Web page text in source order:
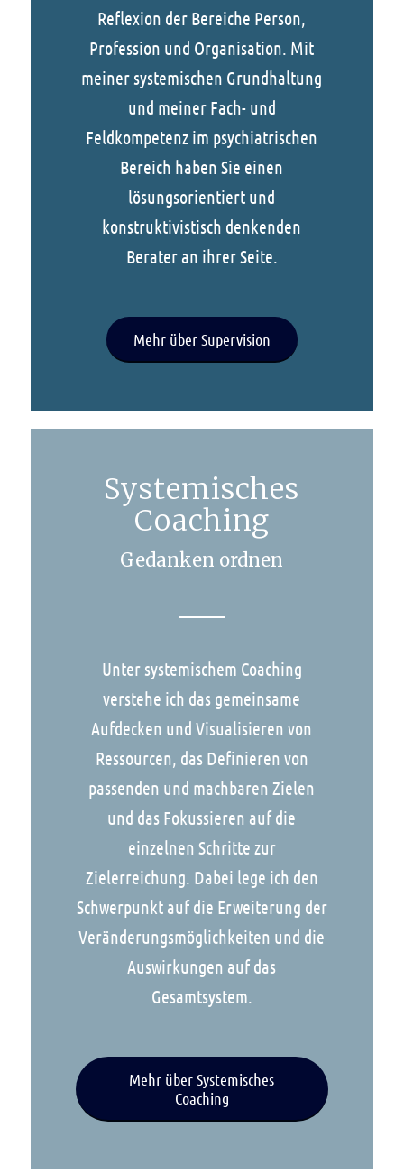
Reflexion der Bereiche Person,
Profession und Organisation. Mit
meiner systemischen Grundhaltung
und meiner Fach- und
Feldkompetenz im psychiatrischen
Bereich haben Sie einen
lösungsorientiert und
konstruktivistisch denkenden
Berater an ihrer Seite.
Mehr über Supervision
Systemisches
Coaching
Gedanken ordnen
Unter systemischem Coaching
verstehe ich das gemeinsame
Aufdecken und Visualisieren von
Ressourcen, das Definieren von
passenden und machbaren Zielen
und das Fokussieren auf die
einzelnen Schritte zur
Zielerreichung. Dabei lege ich den
Schwerpunkt auf die Erweiterung der
Veränderungsmöglichkeiten und die
Auswirkungen auf das
Gesamtsystem.
Mehr über Systemisches
Coaching